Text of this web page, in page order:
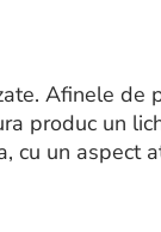
Afinele de
produc un
cu un aspect